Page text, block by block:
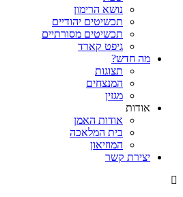
נושא הרימון
תכשיטים יהודיים
תכשיטים מסורתיים
גיפט קארד
מה חדש?
תצוגות
המנצחים
מגזין
אודות
אודות האמן
בית המלאכה
המוזיאון
יצירת קשר